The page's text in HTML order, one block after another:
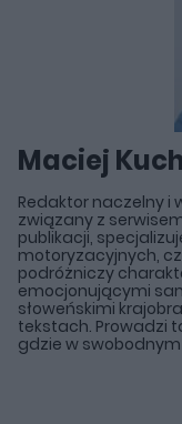
Maciej
Redaktor naczelny i
związany z
publikacji,
motoryzacyjnych,
podróżniczy
emocjonującymi
słoweńskimi
tekstach. Prowadzi
gdzie w